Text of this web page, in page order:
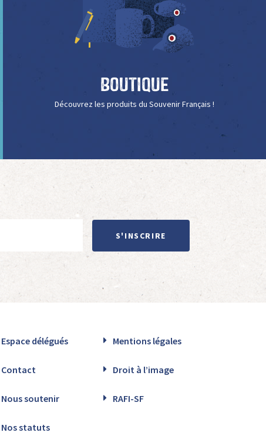
Boutique
Découvrez les produits du Souvenir Français !
S'INSCRIRE
Espace délégués Mentions légales
Contact Droit à l’image
Nous soutenir RAFI-SF
Nos statuts